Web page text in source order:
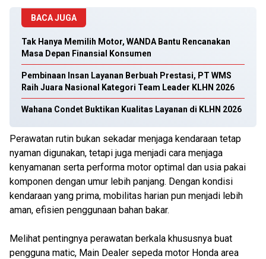
BACA JUGA
Tak Hanya Memilih Motor, WANDA Bantu Rencanakan
Masa Depan Finansial Konsumen
Pembinaan Insan Layanan Berbuah Prestasi, PT WMS
Raih Juara Nasional Kategori Team Leader KLHN 2026
Wahana Condet Buktikan Kualitas Layanan di KLHN 2026
Perawatan rutin bukan sekadar menjaga kendaraan tetap
nyaman digunakan, tetapi juga menjadi cara menjaga
kenyamanan serta performa motor optimal dan usia pakai
komponen dengan umur lebih panjang. Dengan kondisi
kendaraan yang prima, mobilitas harian pun menjadi lebih
aman, efisien penggunaan bahan bakar.
Melihat pentingnya perawatan berkala khususnya buat
pengguna matic, Main Dealer sepeda motor Honda area